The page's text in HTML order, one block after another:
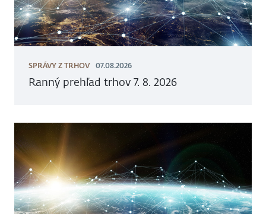
SPRÁVY Z TRHOV 07.08.2026
Ranný prehľad trhov 7. 8. 2026